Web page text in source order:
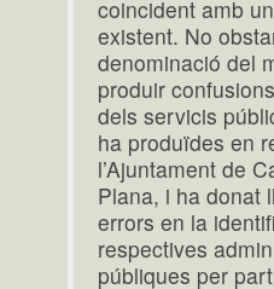
coincident amb
existent. No
denominació del
produir
dels servicis
ha produïdes en
l’Ajuntament de
Plana, i ha donat
errors en la
respectives
públiques per